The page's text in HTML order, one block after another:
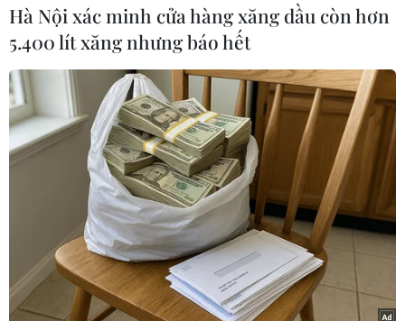
Israel cấp phép xây hơn 180 nhà định cư
mới ở Đông Jerusalem
03/11/2016 02:51
Theo người phát ngôn thành phố Jerusalem Brachie
Sprung, các kế hoạch xây dựng ở khu vực Gilo đã được
phê chuẩn từ năm 2012 và việc cấp phép nói trên chỉ là
"các chi tiết kỹ thuật về việc phân lô nhà.
Hà Nội xác minh cửa hàng xăng dầu còn hơn
5.400 lít xăng nhưng báo hết